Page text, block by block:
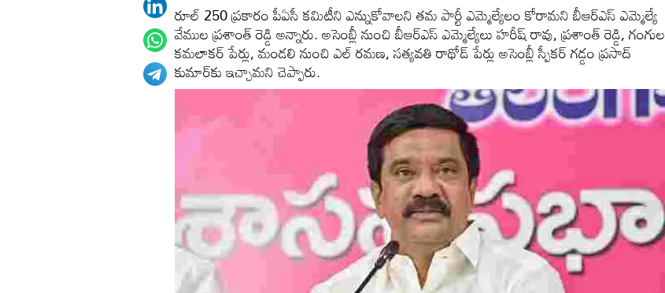
రూల్ 250 ప్రకారం పీఏసీ కమిటీని ఎన్నుకోవాలని తమ పార్టీ ఎమ్మెల్యేలం కోరామని బీఆర్ఎస్ ఎమ్మెల్యే
వేముల ప్రశాంత్ రెడ్డి అన్నారు. అసెంబ్లీ నుంచి బీఆర్ఎస్ ఎమ్మెల్యేలు హరీష్ రావు, ప్రశాంత్ రెడ్డి, గంగుల
కమలాకర్ పేర్లు, మండలి నుంచి ఎల్ రమణ, సత్యవతి రాథోడ్ పేర్లు అసెంబ్లీ స్పీకర్‌ గడ్డం ప్రసాద్
కుమార్‌‌కు ఇచ్చామని చెప్పారు.